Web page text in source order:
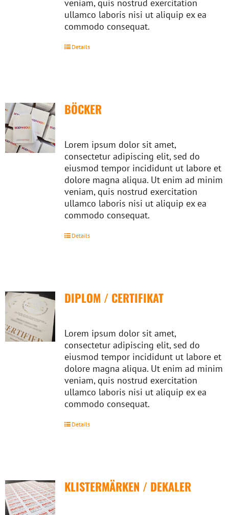
veniam, quis nostrud exercitation
ullamco laboris nisi ut aliquip ex ea
commodo consequat.
Details
BÖCKER
Lorem ipsum dolor sit amet,
consectetur adipiscing elit, sed do
eiusmod tempor incididunt ut labore et
dolore magna aliqua. Ut enim ad minim
veniam, quis nostrud exercitation
ullamco laboris nisi ut aliquip ex ea
commodo consequat.
Details
DIPLOM / CERTIFIKAT
Lorem ipsum dolor sit amet,
consectetur adipiscing elit, sed do
eiusmod tempor incididunt ut labore et
dolore magna aliqua. Ut enim ad minim
veniam, quis nostrud exercitation
ullamco laboris nisi ut aliquip ex ea
commodo consequat.
Details
KLISTERMÄRKEN / DEKALER